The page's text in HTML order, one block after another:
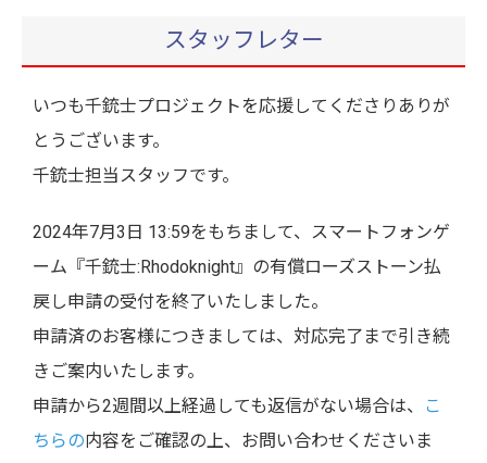
スタッフレター
いつも千銃士プロジェクトを応援してくださりありが
とうございます。
千銃士担当スタッフです。
2024年7月3日 13:59をもちまして、スマートフォンゲ
ーム『千銃士:Rhodoknight』の有償ローズストーン払
戻し申請の受付を終了いたしました。
申請済のお客様につきましては、対応完了まで引き続
きご案内いたします。
申請から2週間以上経過しても返信がない場合は、
こ
ちらの内容をご確認の上、お問い合わせくださいま